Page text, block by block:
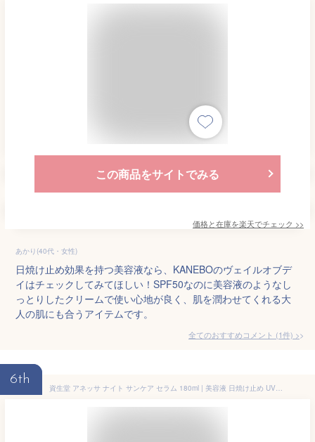
この商品をサイトでみる
価格と在庫を楽天でチェック >>
あかり(40代・女性)
日焼け止め効果を持つ美容液なら、KANEBOのヴェイルオブデ
イはチェックしてみてほしい！SPF50なのに美容液のようなし
っとりしたクリームで使い心地が良く、肌を潤わせてくれる大
人の肌にも合うアイテムです。
全てのおすすめコメント (1件) >
6th
資生堂 アネッサ ナイト サンケア セラム 180ml | 美容液 日焼け止め UV対策 紫外線対策 外出 夏レジャー ビーチ 海水浴 日焼け止めミルク日焼けケア 日焼け防止クリーム 保湿